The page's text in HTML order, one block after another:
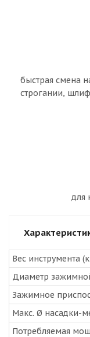
быстрая смена
строгании,
для
Вес инструмента
Диаметр
Зажимное
Макс. Ø насадки-
Потребляемая